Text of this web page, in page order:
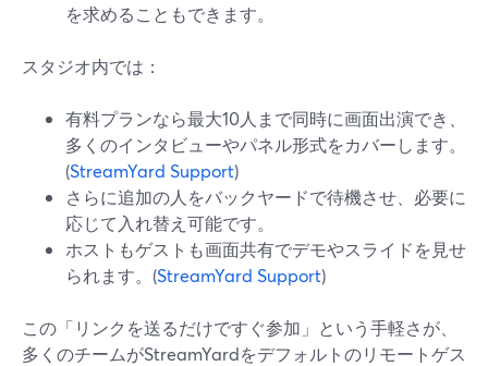
を求めることもできます。
スタジオ内では：
有料プランなら最大10人まで同時に画面出演でき、
多くのインタビューやパネル形式をカバーします。
(StreamYard Support)
さらに追加の人をバックヤードで待機させ、必要に
応じて入れ替え可能です。
ホストもゲストも画面共有でデモやスライドを見せ
られます。(StreamYard Support)
この「リンクを送るだけですぐ参加」という手軽さが、
多くのチームがStreamYardをデフォルトのリモートゲス